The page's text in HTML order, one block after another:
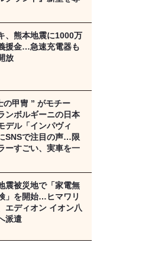
、熊本地震に1000万
援金…急速充電器も
放
の甲冑 ” がモチー
ンボルギーニの日本
デル「インパヴィ
SNSで注目の声…限
ーすごい、実車を一
震被災地で「家電無
」を開始…ヒマワリ
エディオン イオン八
派遣